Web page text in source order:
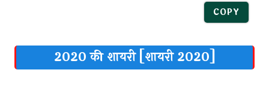
COPY
2020 की शायरी [शायरी 2020]